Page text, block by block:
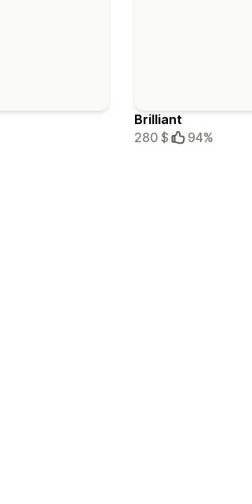
Brilliant
280 $
94%